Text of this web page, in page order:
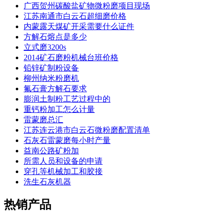
广西贺州碳酸盐矿物微粉磨项目现场
江苏南通市白云石超细磨价格
内蒙露天煤矿开采需要什么证件
方解石熔点是多少
立式磨3200s
2014矿石磨粉机械台班价格
铅锌矿制粉设备
柳州纳米粉磨机
氟石膏方解石要求
膨润土制粉工艺过程中的
重钙粉加工怎么计量
雷蒙磨总汇
江苏连云港市白云石微粉磨配置清单
石灰石雷蒙磨每小时产量
益南公路矿粉加
所需人员和设备的申请
穿孔等机械加工和胶接
洗生石灰机器
热销产品